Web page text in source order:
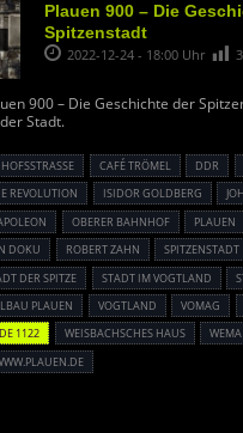
Plauen 900 – Die
Spitzenstadt
2022-12-24 - 18:00 Uhr
900 – Die Geschichte der
Stadt.
CAFÉ TRÖMEL DDR
REVOLUTION ISIDOR GOLDBERG
OBERER BAHNHOF PLAUEN
DOKU ROBERT ZAHN
SPITZENSTADT
DER SPITZE STADT IM VOGTLAND
PLAUEN VOGTLAND VOMAG
1122 WEISBACHSCHES HAUS WEMA